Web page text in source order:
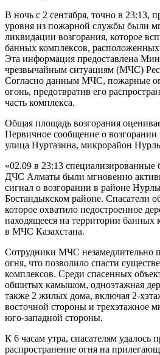
В ночь с 2 сентября, точно в 23:13,
уровня из пожарной службы были
ликвидации возгорания, которое
банных комплексов,
Эта информация предоставлена
чрезвычайным ситуациям (МЧС)
Согласно данным МЧС, пожарные
огонь, предотвратив его
часть комплекса.
Общая площадь возгорания
Первичное сообщение о возгорании
улица Нуртазина, микрорайон
«02.09 в 23:13
ДЧС Алматы были мгновенно
сигнал о возгорании в районе
Бостандыкском районе. Спасатели
которое охватило недостроенное
находящееся на территории банных
в МЧС Казахстана.
Сотрудники МЧС незамедлительно
огня, что позволило спасти
комплексов. Среди спасенных
обшитых камышом, одноэтажная
также 2 жилых дома, включая 2-
восточной стороны и трехэтажное
юго-западной стороны.
К 6 часам утра, спасателям удалось
распространение огня на